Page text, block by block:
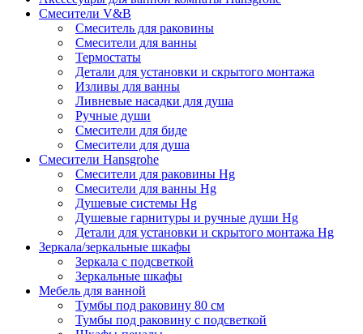
Смесители V&B
Смеситель для раковины
Смесители для ванны
Термостаты
Детали для установки и скрытого монтажа
Изливы для ванны
Ливневые насадки для душа
Ручные души
Смесители для биде
Смесители для душа
Смесители Hansgrohe
Смесители для раковины Hg
Смесители для ванны Hg
Душевые системы Hg
Душевые гарнитуры и ручные души Hg
Детали для установки и скрытого монтажа Hg
Зеркала/зеркальные шкафы
Зеркала с подсветкой
Зеркальные шкафы
Мебель для ванной
Тумбы под раковину 80 см
Тумбы под раковину с подсветкой